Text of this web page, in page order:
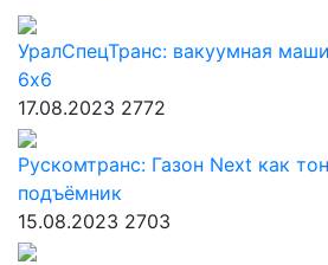
УралСпецТранс: вакуумная
6х6
17.08.2023 2772
Рускомтранс: Газон Next как
подъёмник
15.08.2023 2703